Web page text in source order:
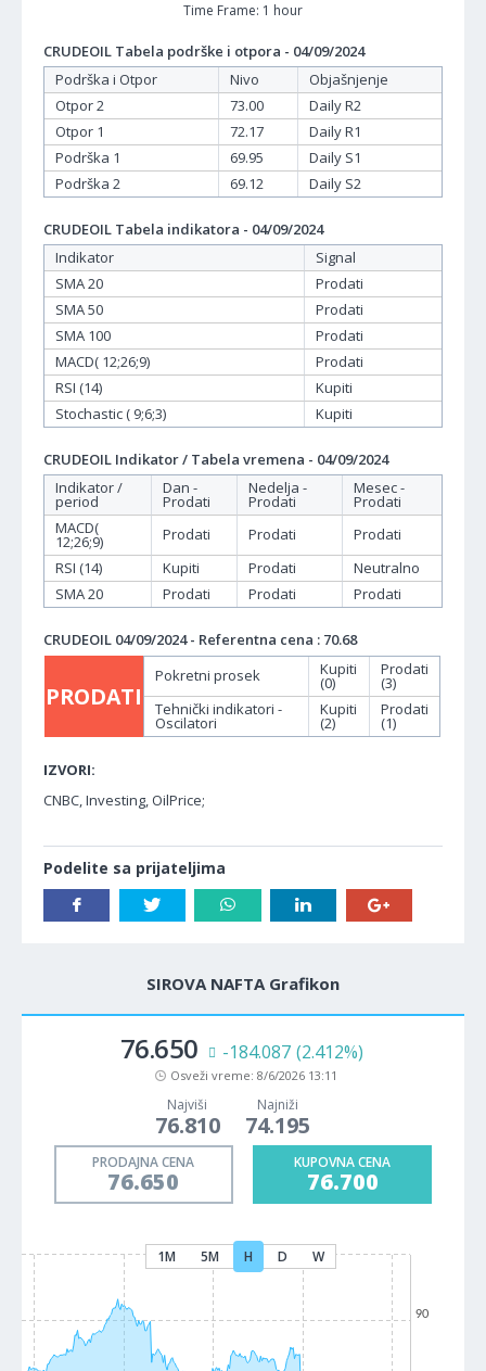
Time Frame: 1 hour
CRUDEOIL Tabela podrške i otpora - 04/09/2024
Podrška i Otpor
Nivo
Objašnjenje
Otpor 2
73.00
Daily R2
Otpor 1
72.17
Daily R1
Podrška 1
69.95
Daily S1
Podrška 2
69.12 Daily S2
CRUDEOIL Tabela indikatora - 04/09/2024
Indikator
Signal
SMA 20
Prodati
SMA 50
Prodati
SMA 100
Prodati
MACD( 12;26;9)
Prodati
RSI (14)
Kupiti
Stochastic ( 9;6;3)
Kupiti
CRUDEOIL Indikator / Tabela vremena - 04/09/2024
Indikator /
period
Dan -
Prodati
Nedelja -
Prodati
Mesec -
Prodati
MACD(
12;26;9) Prodati Prodati
Prodati
RSI (14)
Kupiti Prodati
Neutralno
SMA 20
Prodati Prodati Prodati
CRUDEOIL 04/09/2024 - Referentna cena : 70.68
PRODATI
Pokretni prosek Kupiti
(0)
Prodati
(3)
Tehnički indikatori -
Oscilatori
Kupiti
(2)
Prodati
(1)
IZVORI:
CNBC, Investing, OilPrice;
Podelite sa prijateljima
SIROVA NAFTA Grafikon
76.650 -184.087 (2.412%)
Osveži vreme: 8/6/2026 13:11
Najviši
76.810
Najniži
74.195
PRODAJNA CENA
76.650
KUPOVNA CENA
76.700
1M 5M H D W
90